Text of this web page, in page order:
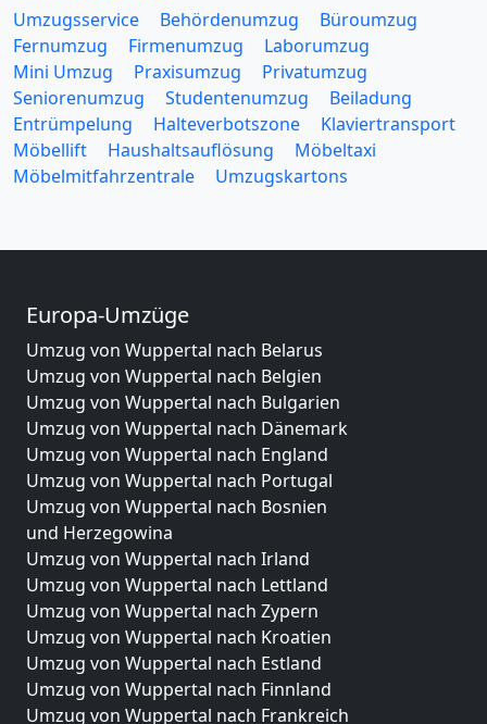
Umzugsservice Behördenumzug
Büroumzug
Fernumzug
Firmenumzug
Laborumzug
Mini Umzug
Praxisumzug
Privatumzug
Seniorenumzug
Studentenumzug
Beiladung
Entrümpelung
Halteverbotszone
Klaviertransport
Möbellift
Haushaltsauflösung
Möbeltaxi
Möbelmitfahrzentrale
Umzugskartons
Europa-Umzüge
Umzug von Wuppertal nach Belarus
Umzug von Wuppertal nach Belgien
Umzug von Wuppertal nach Bulgarien
Umzug von Wuppertal nach Dänemark
Umzug von Wuppertal nach England
Umzug von Wuppertal nach Portugal
Umzug von Wuppertal nach Bosnien
und Herzegowina
Umzug von Wuppertal nach Irland
Umzug von Wuppertal nach Lettland
Umzug von Wuppertal nach Zypern
Umzug von Wuppertal nach Kroatien
Umzug von Wuppertal nach Estland
Umzug von Wuppertal nach Finnland
Umzug von Wuppertal nach Frankreich